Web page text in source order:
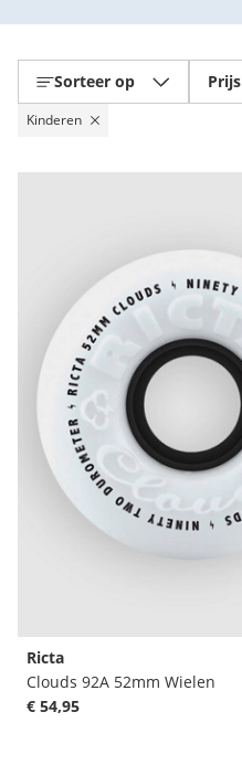
Sorteer op Prijs
Kinderen
Ricta
Clouds 92A 52mm Wielen
€ 54,95